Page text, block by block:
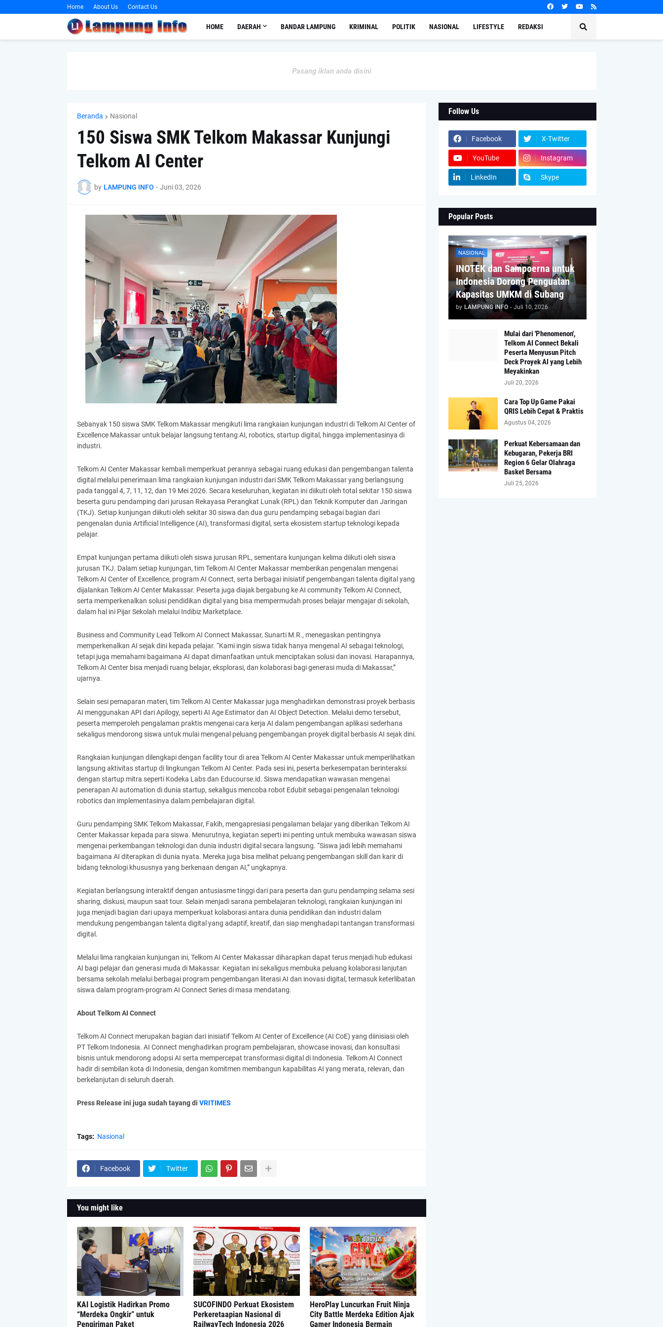
Home About Us Contact Us
HOME DAERAH BANDAR LAMPUNG KRIMINAL POLITIK NASIONAL LIFESTYLE REDAKSI
Pasang iklan anda disini
Beranda Nasional
150 Siswa SMK Telkom Makassar Kunjungi
Telkom AI Center
by LAMPUNG INFO - Juni 03, 2026
Sebanyak 150 siswa SMK Telkom Makassar mengikuti lima rangkaian kunjungan industri di Telkom AI Center of
Excellence Makassar untuk belajar langsung tentang AI, robotics, startup digital, hingga implementasinya di
industri.
Telkom AI Center Makassar kembali memperkuat perannya sebagai ruang edukasi dan pengembangan talenta
digital melalui penerimaan lima rangkaian kunjungan industri dari SMK Telkom Makassar yang berlangsung
pada tanggal 4, 7, 11, 12, dan 19 Mei 2026. Secara keseluruhan, kegiatan ini diikuti oleh total sekitar 150 siswa
beserta guru pendamping dari jurusan Rekayasa Perangkat Lunak (RPL) dan Teknik Komputer dan Jaringan
(TKJ). Setiap kunjungan diikuti oleh sekitar 30 siswa dan dua guru pendamping sebagai bagian dari
pengenalan dunia Artificial Intelligence (AI), transformasi digital, serta ekosistem startup teknologi kepada
pelajar.
Empat kunjungan pertama diikuti oleh siswa jurusan RPL, sementara kunjungan kelima diikuti oleh siswa
jurusan TKJ. Dalam setiap kunjungan, tim Telkom AI Center Makassar memberikan pengenalan mengenai
Telkom AI Center of Excellence, program AI Connect, serta berbagai inisiatif pengembangan talenta digital yang
dijalankan Telkom AI Center Makassar. Peserta juga diajak bergabung ke AI community Telkom AI Connect,
serta memperkenalkan solusi pendidikan digital yang bisa mempermudah proses belajar mengajar di sekolah,
dalam hal ini Pijar Sekolah melalui Indibiz Marketplace.
Business and Community Lead Telkom AI Connect Makassar, Sunarti M.R., menegaskan pentingnya
memperkenalkan AI sejak dini kepada pelajar. “Kami ingin siswa tidak hanya mengenal AI sebagai teknologi,
tetapi juga memahami bagaimana AI dapat dimanfaatkan untuk menciptakan solusi dan inovasi. Harapannya,
Telkom AI Center bisa menjadi ruang belajar, eksplorasi, dan kolaborasi bagi generasi muda di Makassar,”
ujarnya.
Selain sesi pemaparan materi, tim Telkom AI Center Makassar juga menghadirkan demonstrasi proyek berbasis
AI menggunakan API dari Apilogy, seperti AI Age Estimator dan AI Object Detection. Melalui demo tersebut,
peserta memperoleh pengalaman praktis mengenai cara kerja AI dalam pengembangan aplikasi sederhana
sekaligus mendorong siswa untuk mulai mengenal peluang pengembangan proyek digital berbasis AI sejak dini.
Rangkaian kunjungan dilengkapi dengan facility tour di area Telkom AI Center Makassar untuk memperlihatkan
langsung aktivitas startup di lingkungan Telkom AI Center. Pada sesi ini, peserta berkesempatan berinteraksi
dengan startup mitra seperti Kodeka Labs dan Educourse.id. Siswa mendapatkan wawasan mengenai
penerapan AI automation di dunia startup, sekaligus mencoba robot Edubit sebagai pengenalan teknologi
robotics dan implementasinya dalam pembelajaran digital.
Guru pendamping SMK Telkom Makassar, Fakih, mengapresiasi pengalaman belajar yang diberikan Telkom AI
Center Makassar kepada para siswa. Menurutnya, kegiatan seperti ini penting untuk membuka wawasan siswa
mengenai perkembangan teknologi dan dunia industri digital secara langsung. “Siswa jadi lebih memahami
bagaimana AI diterapkan di dunia nyata. Mereka juga bisa melihat peluang pengembangan skill dan karir di
bidang teknologi khususnya yang berkenaan dengan AI,” ungkapnya.
Kegiatan berlangsung interaktif dengan antusiasme tinggi dari para peserta dan guru pendamping selama sesi
sharing, diskusi, maupun saat tour. Selain menjadi sarana pembelajaran teknologi, rangkaian kunjungan ini
juga menjadi bagian dari upaya memperkuat kolaborasi antara dunia pendidikan dan industri dalam
mendukung pengembangan talenta digital yang adaptif, kreatif, dan siap menghadapi tantangan transformasi
digital.
Melalui lima rangkaian kunjungan ini, Telkom AI Center Makassar diharapkan dapat terus menjadi hub edukasi
AI bagi pelajar dan generasi muda di Makassar. Kegiatan ini sekaligus membuka peluang kolaborasi lanjutan
bersama sekolah melalui berbagai program pengembangan literasi AI dan inovasi digital, termasuk keterlibatan
siswa dalam program-program AI Connect Series di masa mendatang.
About Telkom AI Connect
Telkom AI Connect merupakan bagian dari inisiatif Telkom AI Center of Excellence (AI CoE) yang diinisiasi oleh
PT Telkom Indonesia. AI Connect menghadirkan program pembelajaran, showcase inovasi, dan konsultasi
bisnis untuk mendorong adopsi AI serta mempercepat transformasi digital di Indonesia. Telkom AI Connect
hadir di sembilan kota di Indonesia, dengan komitmen membangun kapabilitas AI yang merata, relevan, dan
berkelanjutan di seluruh daerah.
Press Release ini juga sudah tayang di VRITIMES
Tags: Nasional
Facebook Twitter
You might like
KAI Logistik Hadirkan Promo
“Merdeka Ongkir” untuk
Pengiriman Paket
SUCOFINDO Perkuat Ekosistem
Perkeretaapian Nasional di
RailwayTech Indonesia 2026
HeroPlay Luncurkan Fruit Ninja
City Battle Merdeka Edition Ajak
Gamer Indonesia Bermain
Follow Us
Facebook X-Twitter
YouTube Instagram
LinkedIn Skype
Popular Posts
NASIONAL
INOTEK dan Sampoerna untuk
Indonesia Dorong Penguatan
Kapasitas UMKM di Subang
by LAMPUNG INFO - Juli 10, 2026
Mulai dari 'Phenomenon',
Telkom AI Connect Bekali
Peserta Menyusun Pitch
Deck Proyek AI yang Lebih
Meyakinkan
Juli 20, 2026
Cara Top Up Game Pakai
QRIS Lebih Cepat & Praktis
Agustus 04, 2026
Perkuat Kebersamaan dan
Kebugaran, Pekerja BRI
Region 6 Gelar Olahraga
Basket Bersama
Juli 25, 2026